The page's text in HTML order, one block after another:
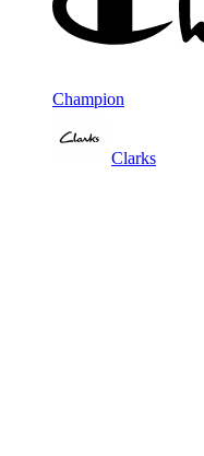
Champion
Clarks